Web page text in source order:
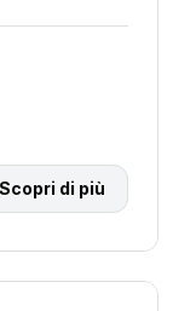
Scopri di più